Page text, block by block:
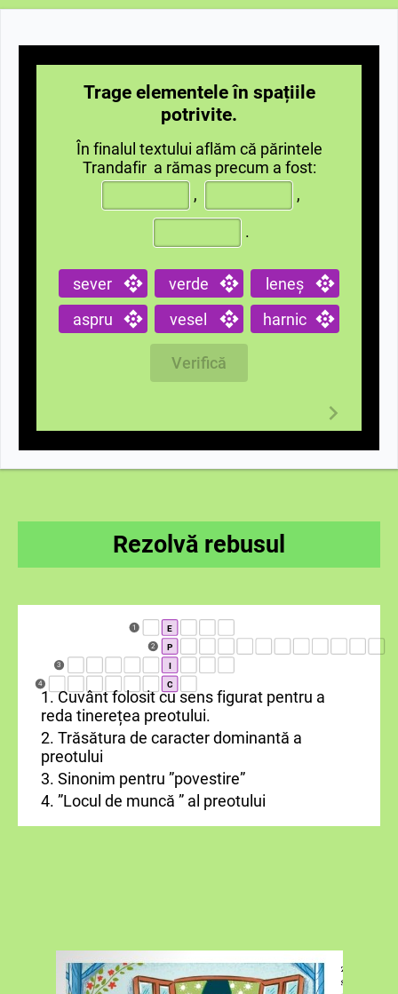
Trage elementele în spațiile
potrivite.
În finalul textului aflăm că părintele
Trandafir a rămas precum a fost:
,
,
.
sever verde
leneș
aspru
vesel harnic
Verifică
Rezolvă rebusul
1 E
2 P
3 I
4 C
1. Cuvânt folosit cu sens figurat pentru a
reda tinerețea preotului.
2. Trăsătura de caracter dominantă a
preotului
3. Sinonim pentru ”povestire”
4. ”Locul de muncă ” al preotului